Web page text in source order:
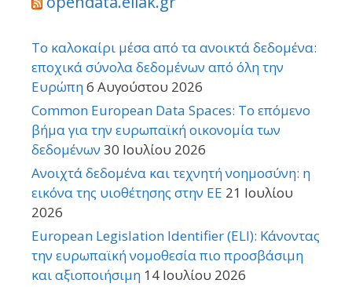
Το καλοκαίρι μέσα από τα ανοικτά δεδομένα:
εποχικά σύνολα δεδομένων από όλη την
Ευρώπη6 Αυγούστου 2026
Common European Data Spaces: Το επόμενο
βήμα για την ευρωπαϊκή οικονομία των
δεδομένων 30 Ιουλίου 2026
Ανοιχτά δεδομένα και τεχνητή νοημοσύνη: η
εικόνα της υιοθέτησης στην ΕΕ 21 Ιουλίου
2026
European Legislation Identifier (ELI): Κάνοντας
την ευρωπαϊκή νομοθεσία πιο προσβάσιμη
και αξιοποιήσιμη 14 Ιουλίου 2026